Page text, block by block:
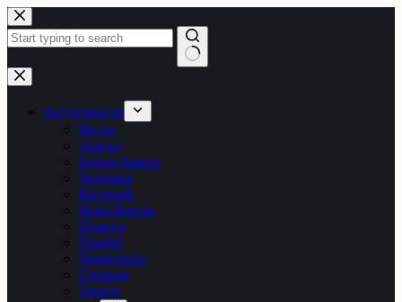
Skip
to
content
No
results
Актуелности
Вести
Ариље
Бајина Башта
Чајетина
Косјерић
Нова Варош
Пожега
Прибој
Пријепоље
Сјеница
Ужице